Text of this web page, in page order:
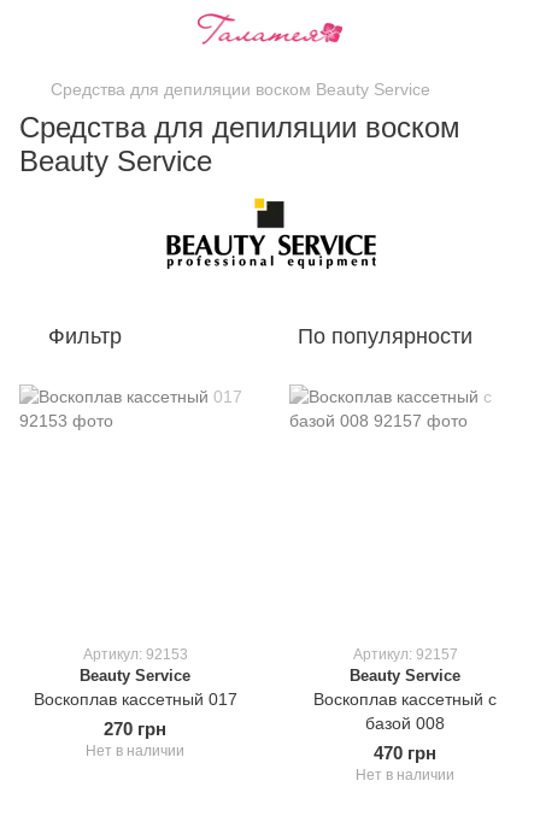
Средства для депиляции воском Beauty Service
Средства для депиляции воском
Beauty Service
Фильтр По популярности
Артикул: 92153
Beauty Service
Воскоплав кассетный 017
270 грн
Нет в наличии
Артикул: 92157
Beauty Service
Воскоплав кассетный с
базой 008
470 грн
Нет в наличии